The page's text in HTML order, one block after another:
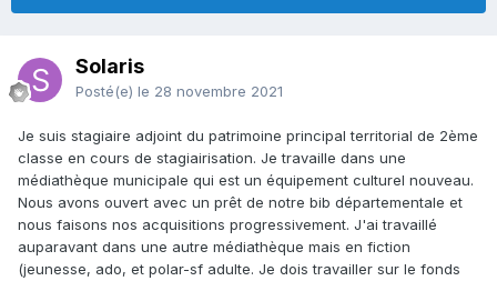
Solaris
Posté(e) le 28 novembre 2021
Je suis stagiaire adjoint du patrimoine principal territorial de 2ème
classe en cours de stagiairisation. Je travaille dans une
médiathèque municipale qui est un équipement culturel nouveau.
Nous avons ouvert avec un prêt de notre bib départementale et
nous faisons nos acquisitions progressivement. J'ai travaillé
auparavant dans une autre médiathèque mais en fiction
(jeunesse, ado, et polar-sf adulte. Je dois travailler sur le fonds